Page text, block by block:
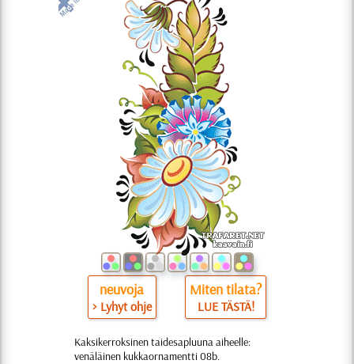
neuvoja
> Lyhyt ohje
Miten tilata?
LUE TÄSTÄ!
Kaksikerroksinen taidesapluuna aiheelle:
venäläinen kukkaornamentti 08b.